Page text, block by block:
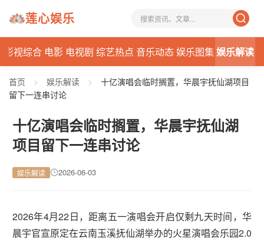
莲心娱乐
影视综合 电影 电视剧 综艺热点 音乐动态娱乐图集娱乐解读
首页 > 娱乐解读 >
十亿演唱会临时搁置，华晨宇抚仙湖项目
留下一连串讨论
十亿演唱会临时搁置，华晨宇抚仙湖
项目留下一连串讨论
娱乐解读 2026-06-03
2026年4月22日，距离五一演唱会开启仅剩九天时间，华
晨宇官宣原定在云南玉溪抚仙湖举办的火星演唱会乐园2.0